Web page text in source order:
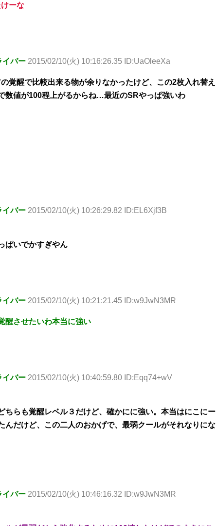
ーな
イバー 2015/02/10(火) 10:16:26.35 ID:UaOleeXa
覚醒で比較出来る物が余りなかったけど、この2枚入れ替え
数値が100程上がるからね…最近のSRやっぱ強いわ
イバー 2015/02/10(火) 10:26:29.82 ID:EL6Xjf3B
ぱいでかすぎやん
イバー 2015/02/10(火) 10:21:21.45 ID:w9JwN3MR
醒させたいわ本当に強い
イバー 2015/02/10(火) 10:40:59.80 ID:Eqq74+wV
ちらも覚醒レベル３だけど、確かにに強い。本当はにこにー
んだけど、この二人のおかげで、最弱クールがそれなりにな
イバー 2015/02/10(火) 10:46:16.32 ID:w9JwN3MR